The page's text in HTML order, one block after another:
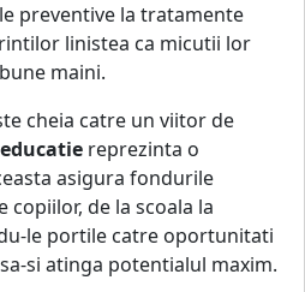
preventive la tratamente
linistea ca micutii lor
maini.
cheia catre un viitor de
reprezinta o
asigura fondurile
de la scoala la
le portile catre oportunitati
si atinga potentialul maxim.